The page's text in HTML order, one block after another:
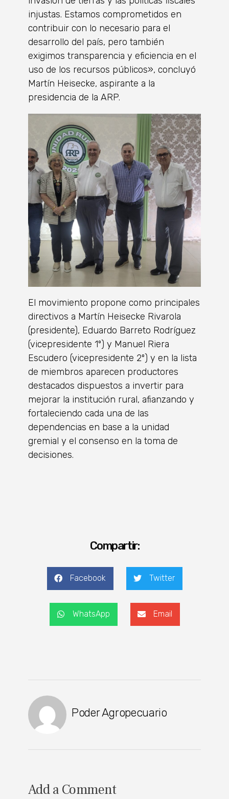
injustas. Estamos comprometidos en
contribuir con lo necesario para el
desarrollo del país, pero también
exigimos transparencia y eficiencia en el
uso de los recursos públicos», concluyó
Martín Heisecke, aspirante a la
presidencia de la ARP.
El movimiento propone como principales
directivos a Martín Heisecke Rivarola
(presidente), Eduardo Barreto Rodríguez
(vicepresidente 1º) y Manuel Riera
Escudero (vicepresidente 2º) y en la lista
de miembros aparecen productores
destacados dispuestos a invertir para
mejorar la institución rural, afianzando y
fortaleciendo cada una de las
dependencias en base a la unidad
gremial y el consenso en la toma de
decisiones.
Compartir:
Facebook Twitter
WhatsApp Email
Poder Agropecuario
Add a Comment